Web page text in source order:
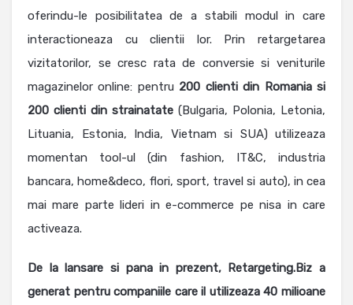
oferindu-le posibilitatea de a stabili modul in care
interactioneaza cu clientii lor. Prin retargetarea
vizitatorilor, se cresc rata de conversie si veniturile
magazinelor online: pentru 200 clienti din Romania si
200 clienti din strainatate (Bulgaria, Polonia, Letonia,
Lituania, Estonia, India, Vietnam si SUA) utilizeaza
momentan tool-ul (din fashion, IT&C, industria
bancara, home&deco, flori, sport, travel si auto), in cea
mai mare parte lideri in e-commerce pe nisa in care
activeaza.
De la lansare si pana in prezent, Retargeting.Biz a
generat pentru companiile care il utilizeaza 40 milioane